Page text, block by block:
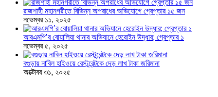
রাজশাহী মহানগরীতে বিভিন্ন অপরাধের অভিযোগে গ্রেপ্তার ১৫ জন
নভেম্বর ১১, ২০২৫
আরএমপি’র বোয়ালিয়া থানার অভিযানে হেরোইন উদ্ধার; গ্রেপ্তার ১
নভেম্বর ৫, ২০২৫
বগুড়ায় নাবিল হাইওয়ে রেস্টুরেন্টকে দেড় লাখ টাকা জরিমানা
অক্টোবর ৩১, ২০২৫